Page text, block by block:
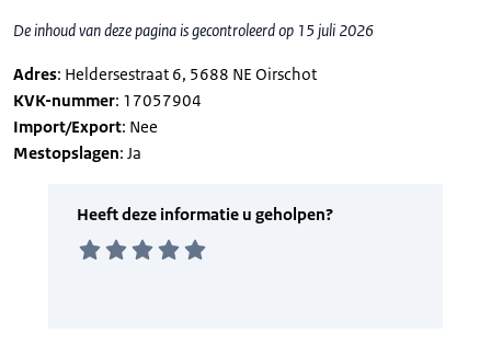
De inhoud van deze pagina is gecontroleerd op 15 juli 2026
Adres: Heldersestraat 6, 5688 NE Oirschot
KVK-nummer: 17057904
Import/Export: Nee
Mestopslagen: Ja